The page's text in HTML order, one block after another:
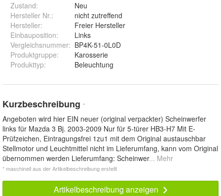
Zustand:
Neu
Hersteller Nr.:
nicht zutreffend
Hersteller:
Freier Hersteller
Einbauposition:
Links
Vergleichsnummer: BP4K-51-0L0D
Produktgruppe:
Karosserie
Produkttyp: Beleuchtung
Kurzbeschreibung *
Angeboten wird hier EIN neuer (original verpackter) Scheinwerfer
links für Mazda 3 Bj. 2003-2009 Nur für 5-türer HB3-H7 Mit E-
Prüfzeichen, Eintragungsfrei 1zu1 mit dem Original austauschbar
Stellmotor und Leuchtmittel nicht im Lieferumfang, kann vom Original
übernommen werden Lieferumfang: Scheinwer... Mehr
* maschinell aus der Artikelbeschreibung erstellt
Artikelbeschreibung anzeigen